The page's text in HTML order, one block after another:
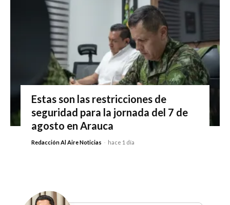
Estas son las restricciones de
seguridad para la jornada del 7 de
agosto en Arauca
Redacción Al Aire Noticias - hace 1 día